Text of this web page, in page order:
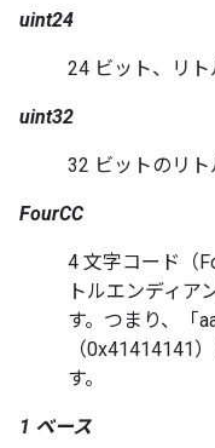
uint24
24 ビット、リト
uint32
32 ビットのリト
FourCC
4 文字コード（
トルエンディア
す。つまり、「
（0x41414141
す。
1 ベース